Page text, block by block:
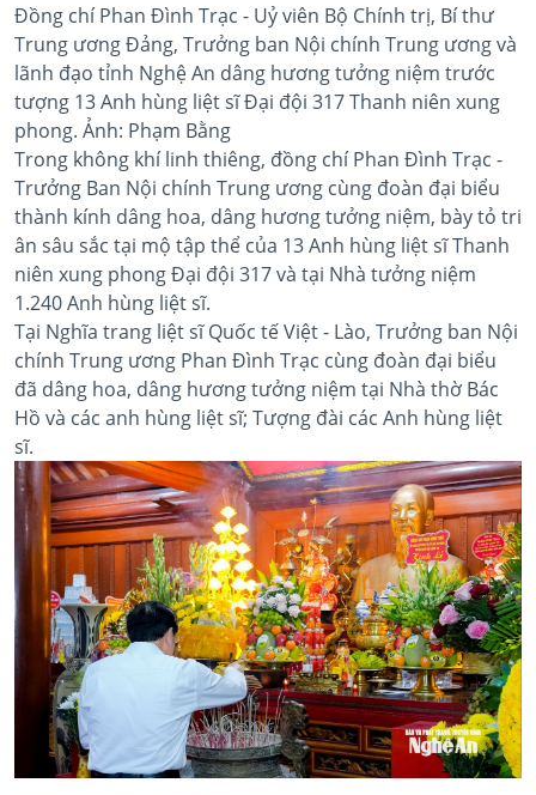
Đồng chí Phan Đình Trạc - Uỷ viên Bộ Chính trị, Bí thư
Trung ương Đảng, Trưởng ban Nội chính Trung ương và
lãnh đạo tỉnh Nghệ An dâng hương tưởng niệm trước
tượng 13 Anh hùng liệt sĩ Đại đội 317 Thanh niên xung
phong. Ảnh: Phạm Bằng
Trong không khí linh thiêng, đồng chí Phan Đình Trạc -
Trưởng Ban Nội chính Trung ương cùng đoàn đại biểu
thành kính dâng hoa, dâng hương tưởng niệm, bày tỏ tri
ân sâu sắc tại mộ tập thể của 13 Anh hùng liệt sĩ Thanh
niên xung phong Đại đội 317 và tại Nhà tưởng niệm
1.240 Anh hùng liệt sĩ.
Tại Nghĩa trang liệt sĩ Quốc tế Việt - Lào, Trưởng ban Nội
chính Trung ương Phan Đình Trạc cùng đoàn đại biểu
đã dâng hoa, dâng hương tưởng niệm tại Nhà thờ Bác
Hồ và các anh hùng liệt sĩ; Tượng đài các Anh hùng liệt
sĩ.